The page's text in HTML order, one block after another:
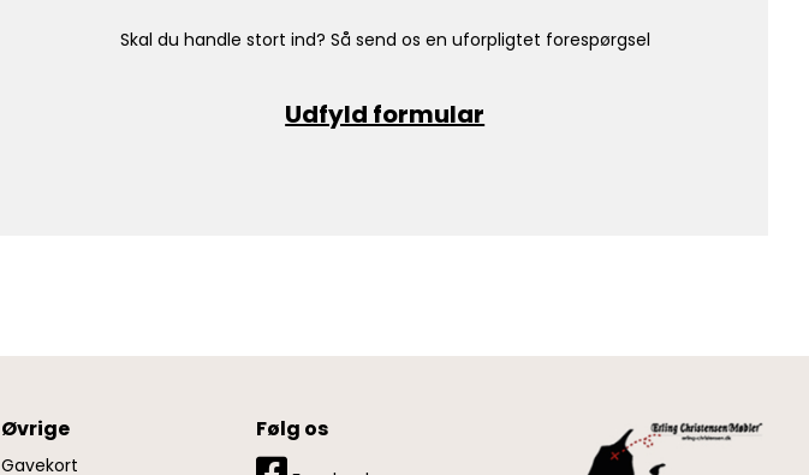
Skal du handle stort ind? Så send os en uforpligtet forespørgsel
Udfyld formular
Øvrige
Gavekort
Følg os